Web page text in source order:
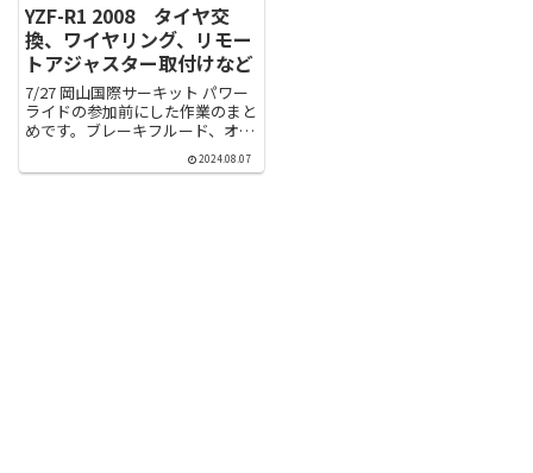
YZF-R1 2008 タイヤ交
換、ワイヤリング、リモー
トアジャスター取付けなど
7/27 岡山国際サーキット パワー
ライドの参加前にした作業のまと
めです。ブレーキフルード、オイ
換、リモートアジャスター取付な
2024.08.07